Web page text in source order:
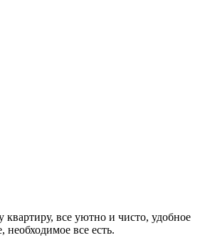
квартиру, все уютно и чисто, удобное
необходимое все есть.